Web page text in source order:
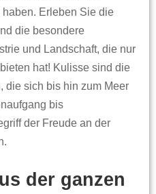
haben. Erleben Sie die
die besondere
und Landschaft, die nur
hat! Kulisse sind die
die sich bis hin zum Meer
bis
der Freude an der
der ganzen